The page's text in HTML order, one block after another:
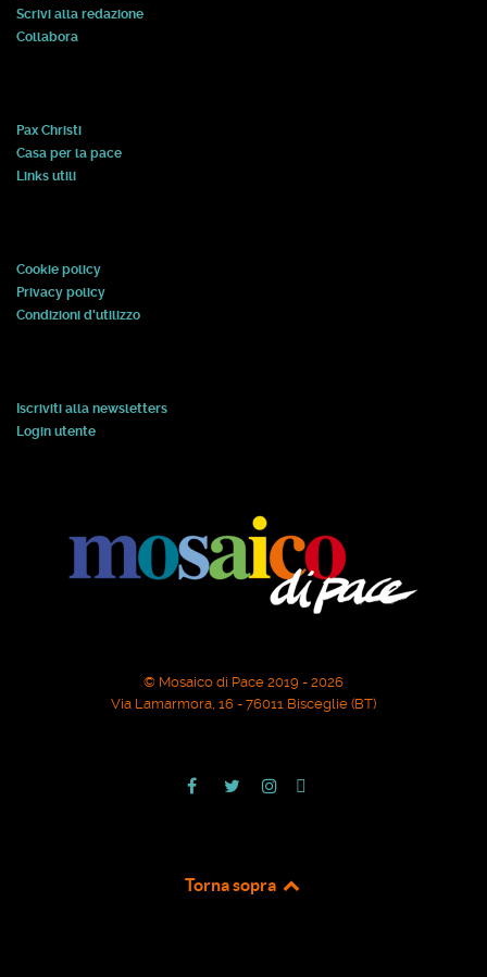
Scrivi alla redazione
Collabora
Pax Christi
Casa per la pace
Links utili
Cookie policy
Privacy policy
Condizioni d'utilizzo
Iscriviti alla newsletters
Login utente
© Mosaico di Pace 2019 - 2026
Via Lamarmora, 16 - 76011 Bisceglie (BT)
Torna sopra